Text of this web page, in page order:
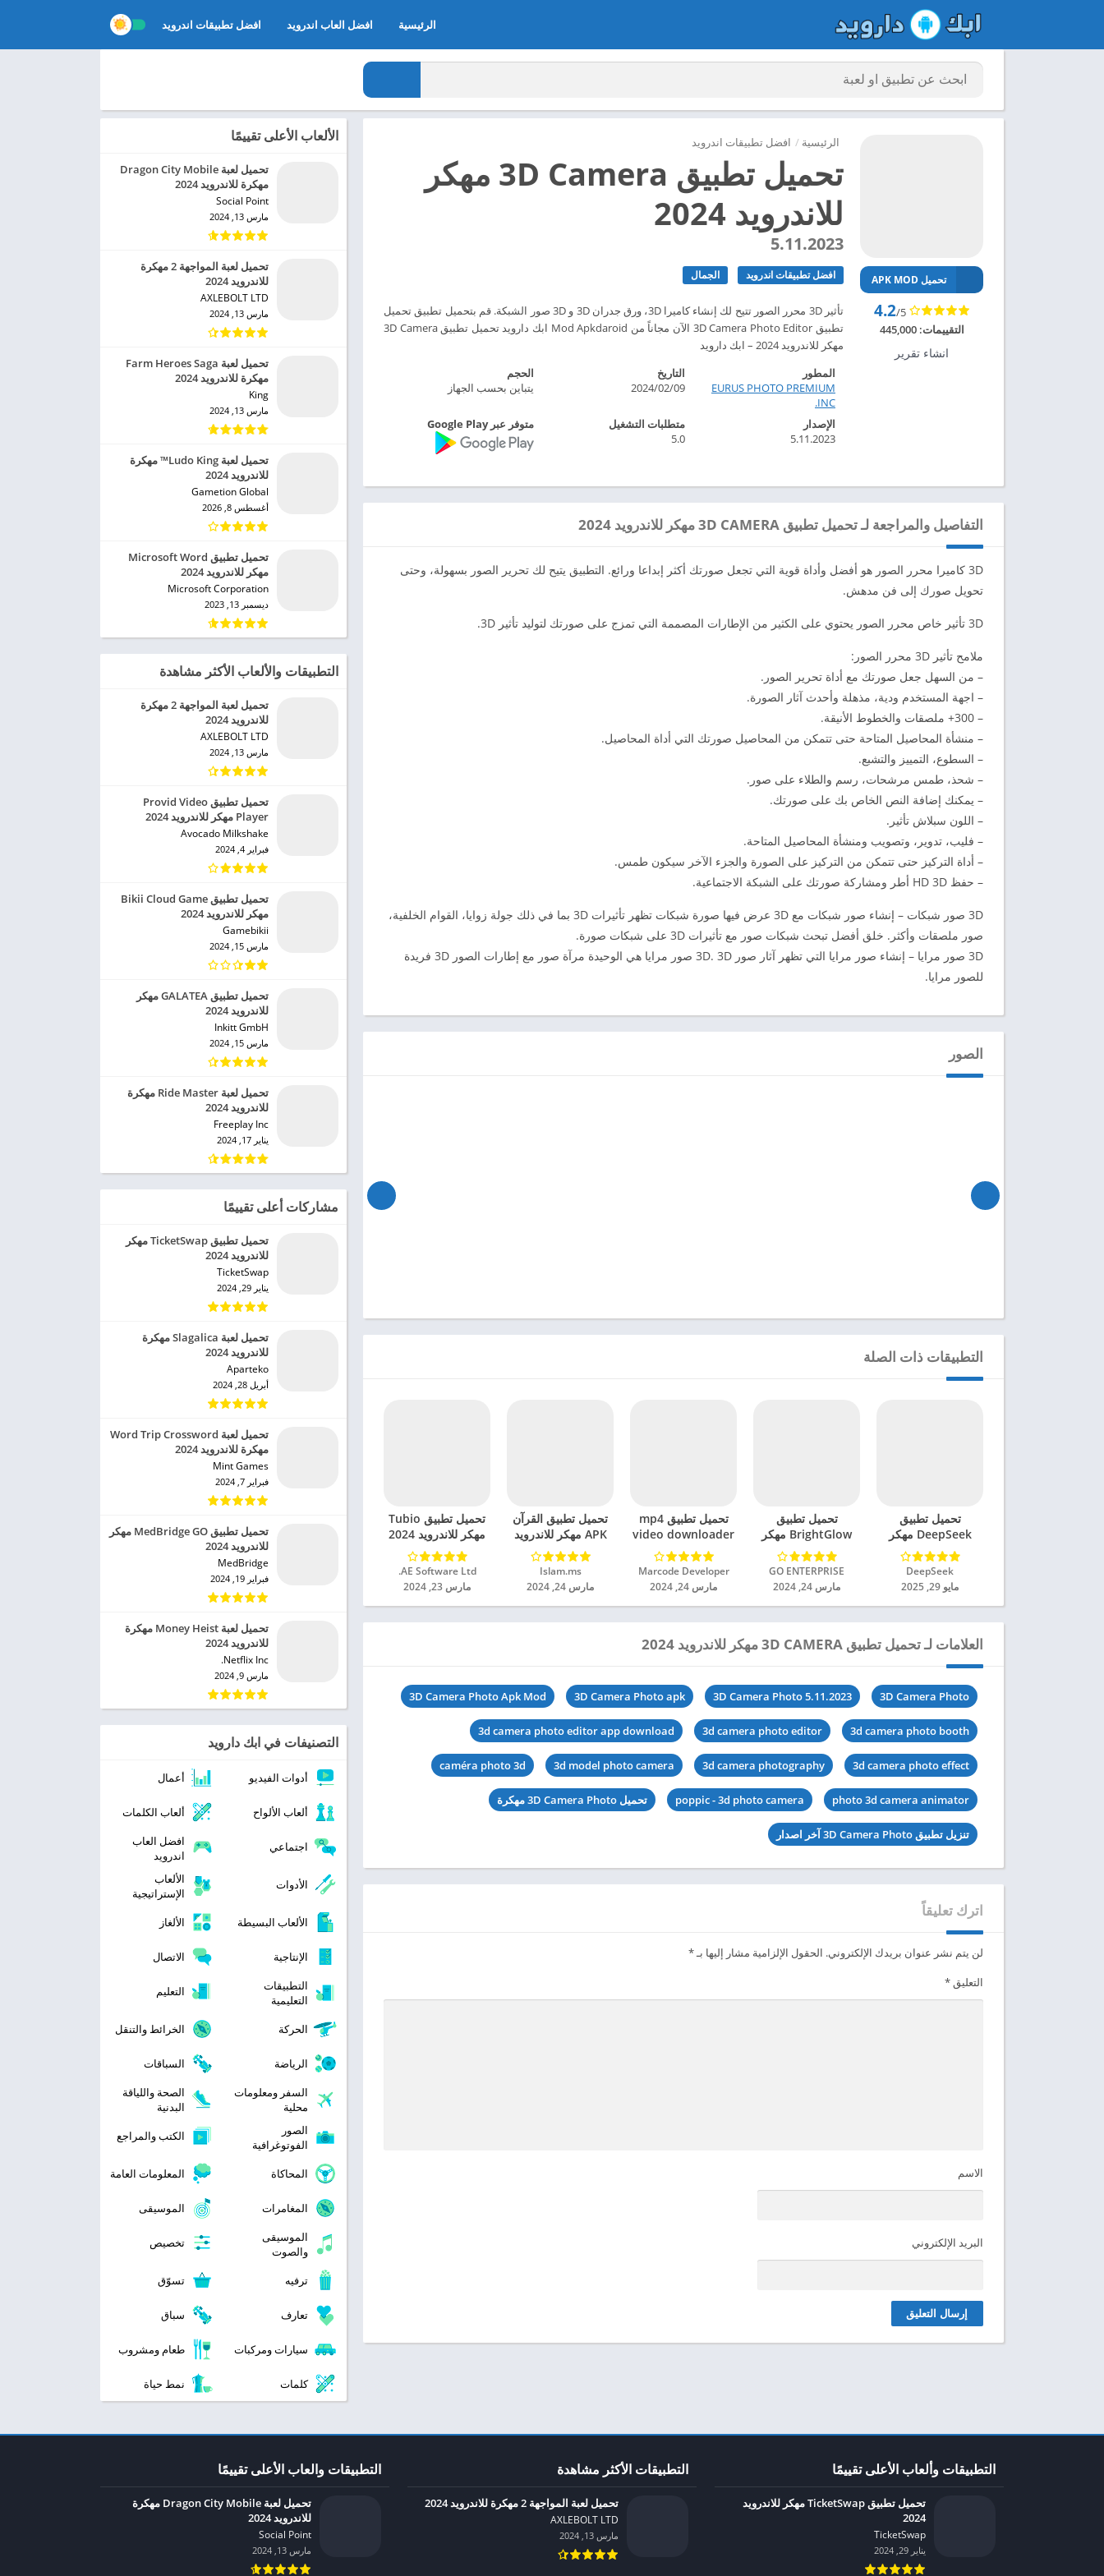
الرئيسية افضل العاب اندرويد افضل تطبيقات اندرويد
الرئيسية / افضل تطبيقات اندرويد
تحميل تطبيق 3D Camera مهكر
للاندرويد 2024
5.11.2023
افضل تطبيقات اندرويد الجمال
تأثير 3D محرر الصور تتيح لك إنشاء كاميرا 3D، ورق جدران 3D و 3D صور الشبكة. قم بتحميل تطبيق تحميل
تطبيق 3D Camera Photo Editor الآن مجاناً من Mod Apkdaroid ابك دارويد تحميل تطبيق 3D Camera
مهكر للاندرويد 2024 – ابك دارويد
تحميل APK MOD
4.2/5
التقييمات:445,000
انشاء تقرير
المطور
EURUS PHOTO PREMIUM
INC.‏
التاريخ
2024/02/09
الحجم
يتباين بحسب الجهاز
الإصدار
5.11.2023
متطلبات التشغيل
5.0
متوفر عبر Google Play
التفاصيل والمراجعة لـ تحميل تطبيق 3D CAMERA مهكر للاندرويد 2024
3D كاميرا محرر الصور هو أفضل وأداة قوية التي تجعل صورتك أكثر إبداعا ورائع. التطبيق يتيح لك تحرير الصور بسهولة، وحتى
تحويل صورك إلى فن مدهش.
3D تأثير خاص محرر الصور يحتوي على الكثير من الإطارات المصممة التي تمزج على صورتك لتوليد تأثير 3D.
ملامح تأثير 3D محرر الصور:
– من السهل جعل صورتك مع أداة تحرير الصور.
– اجهة المستخدم ودية، مذهلة وأحدث آثار الصورة.
– 300+ ملصقات والخطوط الأنيقة.
– منشأة المحاصيل المتاحة حتى تتمكن من المحاصيل صورتك التي أداة المحاصيل.
– السطوع، التمييز والتشبع.
– شحذ، طمس مرشحات، رسم والطلاء على صور.
– يمكنك إضافة النص الخاص بك على صورتك.
– اللون سبلاش تأثير.
– فليب، تدوير، وتصويب ومنشأة المحاصيل المتاحة.
– أداة التركيز حتى تتمكن من التركيز على الصورة والجزء الآخر سيكون طمس.
– حفظ HD 3D أطر ومشاركة صورتك على الشبكة الاجتماعية.
3D صور شبكات – إنشاء صور شبكات مع 3D عرض فيها صورة شبكات تظهر تأثيرات 3D بما في ذلك جولة زوايا، القوام الخلفية،
صور ملصقات وأكثر. خلق أفضل تبحث شبكات صور مع تأثيرات 3D على شبكات صورة.
3D صور مرايا – إنشاء صور مرايا التي تظهر آثار صور 3D. 3D صور مرايا هي الوحيدة مرآة صور مع إطارات الصور 3D فريدة
للصور مرايا.
الصور
التطبيقات ذات الصلة
تحميل تطبيق
DeepSeek مهكر
للاندرويد 2025
DeepSeek‏
مايو 29, 2025
تحميل تطبيق
BrightGlow مهكر
للاندرويد 2024
GO ENTERPRISE‏
مارس 24, 2024
تحميل تطبيق mp4
video downloader
مهكر للاندرويد 2024
Marcode Developer‏
مارس 24, 2024
تحميل تطبيق القرآن
APK مهكر للاندرويد
2024
Islam.ms‏
مارس 24, 2024
تحميل تطبيق Tubio
مهكر للاندرويد 2024
AE Software Ltd.‏
مارس 23, 2024
العلامات لـ تحميل تطبيق 3D CAMERA مهكر للاندرويد 2024
3D Camera Photo
3D Camera Photo 5.11.2023
3D Camera Photo apk
3D Camera Photo Apk Mod
3d camera photo booth
3d camera photo editor
3d camera photo editor app download
3d camera photo effect
3d camera photography
3d model photo camera
caméra photo 3d
photo 3d camera animator
poppic - 3d photo camera تحميل 3D Camera Photo مهكرة
تنزيل تطبيق 3D Camera Photo آخر اصدار
اترك تعليقاً
لن يتم نشر عنوان بريدك الإلكتروني. الحقول الإلزامية مشار إليها بـ*
التعليق*
الاسم
البريد الإلكتروني
الألعاب الأعلى تقييمًا
تحميل لعبة Dragon City Mobile
مهكرة للاندرويد 2024
Social Point‏
مارس 13, 2024
تحميل لعبة المواجهة 2 مهكرة
للاندرويد 2024
AXLEBOLT LTD‏
مارس 13, 2024
تحميل لعبة Farm Heroes Saga
مهكرة للاندرويد 2024
King‏
مارس 13, 2024
تحميل لعبة Ludo King™ مهكرة
للاندرويد 2024
Gametion Global‏
أغسطس 8, 2026
تحميل تطبيق Microsoft Word
مهكر للاندرويد 2024
Microsoft Corporation‏
ديسمبر 13, 2023
التطبيقات والألعاب الأكثر مشاهدة
تحميل لعبة المواجهة 2 مهكرة
للاندرويد 2024
AXLEBOLT LTD‏
مارس 13, 2024
تحميل تطبيق Provid Video
Player مهكر للاندرويد 2024
Avocado Milkshake‏
فبراير 4, 2024
تحميل تطبيق Bikii Cloud Game
مهكر للاندرويد 2024
Gamebikii‏
مارس 15, 2024
تحميل تطبيق GALATEA مهكر
للاندرويد 2024
Inkitt GmbH‏
مارس 15, 2024
تحميل لعبة Ride Master مهكرة
للاندرويد 2024
Freeplay Inc‏
يناير 17, 2024
مشاركات أعلى تقييمًا
تحميل تطبيق TicketSwap مهكر
للاندرويد 2024
TicketSwap‏
يناير 29, 2024
تحميل لعبة Slagalica مهكرة
للاندرويد 2024
Aparteko‏
أبريل 28, 2024
تحميل لعبة Word Trip Crossword
مهكرة للاندرويد 2024
Mint Games‏
فبراير 7, 2024
تحميل تطبيق MedBridge GO مهكر
للاندرويد 2024
MedBridge‏
فبراير 19, 2024
تحميل لعبة Money Heist مهكرة
للاندرويد 2024
Netflix Inc.‏
مارس 9, 2024
التصنيفات في ابك دارويد
أدوات الفيديو أعمال
ألعاب الألواح ألعاب الكلمات
اجتماعي
افضل العاب
اندرويد
الأدوات
الألعاب
الإستراتيجية
الألعاب البسيطة
الألغاز
الإنتاجية
الاتصال
التطبيقات
التعليمية
التعليم
الحركة الخرائط والتنقل
الرياضة
السباقات
السفر ومعلومات
محلية
الصحة واللياقة
البدنية
الصور
الفوتوغرافية
الكتب والمراجع
المحاكاة المعلومات العامة
المغامرات
الموسيقى
الموسيقى
والصوت
تخصيص
ترفيه تسوّق
تعارف سباق
سيارات ومركبات طعام ومشروب
كلمات نمط حياة
التطبيقات والعاب الأعلى تقييمًا
تحميل لعبة Dragon City Mobile مهكرة
للاندرويد 2024
Social Point‏
مارس 13, 2024
التطبيقات الأكثر مشاهدة
تحميل لعبة المواجهة 2 مهكرة للاندرويد 2024
AXLEBOLT LTD‏
مارس 13, 2024
التطبيقات وألعاب الأعلى تقييمًا
تحميل تطبيق TicketSwap مهكر للاندرويد
2024
TicketSwap‏
يناير 29, 2024